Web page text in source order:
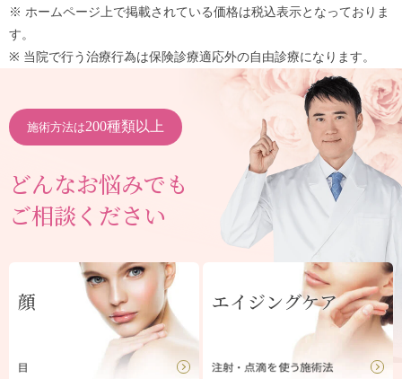
※ ホームページ上で掲載されている価格は税込表示となっておりま
す。
※ 当院で行う治療行為は保険診療適応外の自由診療になります。
施術方法は200種類以上
どんなお悩みでも
ご相談ください
顔 エイジングケア